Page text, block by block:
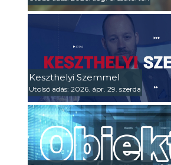
Keszthelyi Szemmel
Utolsó adás: 2026. ápr. 29. szerda